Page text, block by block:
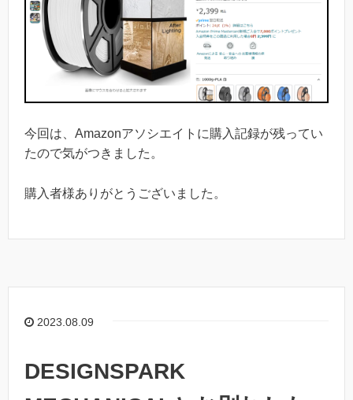
今回は、Amazonアソシエイトに購入記録が残ってい
たので気がつきました。
購入者様ありがとうございました。
2023.08.09
DESIGNSPARK